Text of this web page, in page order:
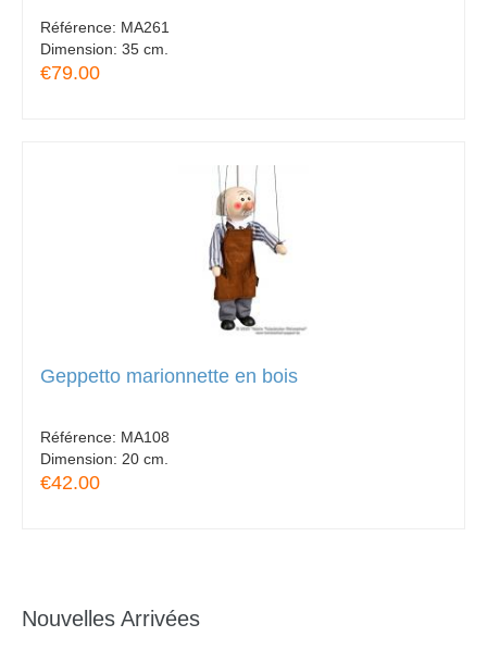
Référence: MA261
Dimension: 35 cm.
€79.00
Geppetto marionnette en bois
Référence: MA108
Dimension: 20 cm.
€42.00
Nouvelles Arrivées